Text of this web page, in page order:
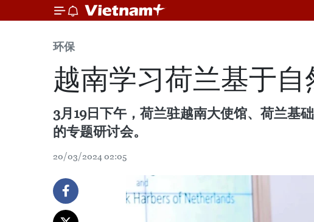
环保
越南学习荷兰基于
3月19日下午，荷兰驻越南大使馆、荷兰基
的专题研讨会。
20/03/2024 02:05